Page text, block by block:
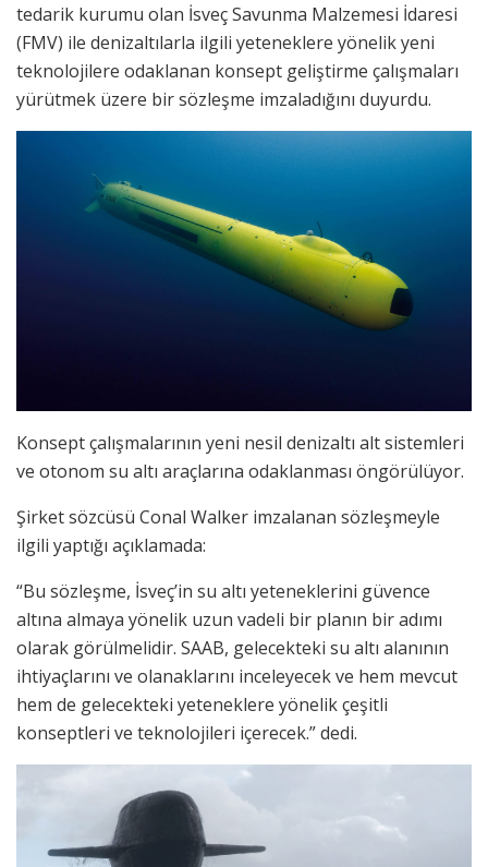
tedarik kurumu olan İsveç Savunma Malzemesi İdaresi
(FMV) ile denizaltılarla ilgili yeteneklere yönelik yeni
teknolojilere odaklanan konsept geliştirme çalışmaları
yürütmek üzere bir sözleşme imzaladığını duyurdu.
Konsept çalışmalarının yeni nesil denizaltı alt sistemleri
ve otonom su altı araçlarına odaklanması öngörülüyor.
Şirket sözcüsü Conal Walker imzalanan sözleşmeyle
ilgili yaptığı açıklamada:
“Bu sözleşme, İsveç’in su altı yeteneklerini güvence
altına almaya yönelik uzun vadeli bir planın bir adımı
olarak görülmelidir. SAAB, gelecekteki su altı alanının
ihtiyaçlarını ve olanaklarını inceleyecek ve hem mevcut
hem de gelecekteki yeteneklere yönelik çeşitli
konseptleri ve teknolojileri içerecek.” dedi.